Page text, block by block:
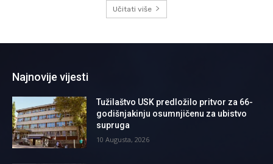
Učitati više
Najnovije vijesti
Tužilaštvo USK predložilo pritvor za 66-
godišnjakinju osumnjičenu za ubistvo
supruga
10 Augusta, 2026